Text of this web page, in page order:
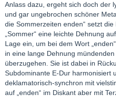
Anlass dazu, ergeht sich doch der
und gar ungebrochen schöner
die Sommerzeiten enden“ setzt
„Sommer“ eine leichte Dehnung
Lage ein, um bei dem Wort
in eine lange Dehnung
überzugehen. Sie ist dabei in
Subdominante E-Dur harmonisiert
deklamatorisch-synchron mit
auf „enden“ im Diskant aber mit